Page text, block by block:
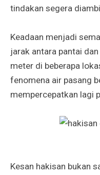
tindakan segera
Keadaan menjadi
jarak antara pantai
meter di beberapa
fenomena air pasang
mempercepatkan lagi
Kesan hakisan bukan